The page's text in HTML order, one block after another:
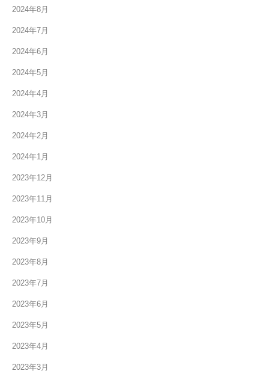
2024年8月
2024年7月
2024年6月
2024年5月
2024年4月
2024年3月
2024年2月
2024年1月
2023年12月
2023年11月
2023年10月
2023年9月
2023年8月
2023年7月
2023年6月
2023年5月
2023年4月
2023年3月